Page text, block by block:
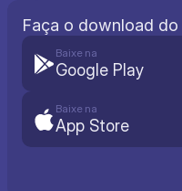
Faça o download do
Baixe na
Google Play
Baixe na
App Store